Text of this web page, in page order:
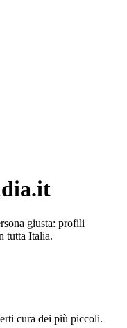
giusta: profili
tutta Italia.
cura dei più piccoli.